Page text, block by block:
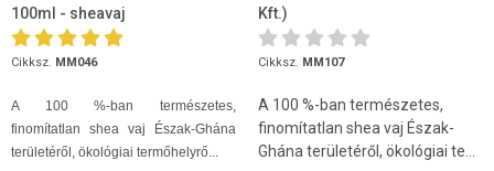
100ml - sheavaj
Cikksz. MM046
A 100 %-ban természetes,
finomítatlan shea vaj Észak-Ghána
területéről, ökológiai termőhelyrő...
Kft.)
Cikksz. MM107
A 100 %-ban természetes,
finomítatlan shea vaj Észak-
Ghána területéről, ökológiai te...